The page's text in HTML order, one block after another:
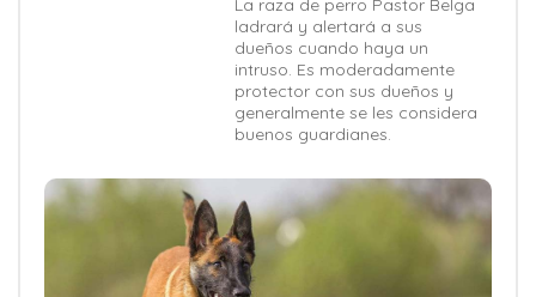
La raza de perro Pastor Belga
ladrará y alertará a sus
dueños cuando haya un
intruso. Es moderadamente
protector con sus dueños y
generalmente se les considera
buenos guardianes.